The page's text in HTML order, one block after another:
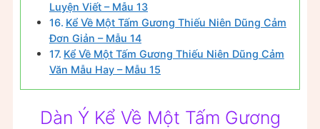
Luyện Viết – Mẫu 13
Kể Về Một Tấm Gương Thiếu Niên Dũng Cảm
Đơn Giản – Mẫu 14
Kể Về Một Tấm Gương Thiếu Niên Dũng Cảm
Văn Mẫu Hay – Mẫu 15
Dàn Ý Kể Về Một Tấm Gương